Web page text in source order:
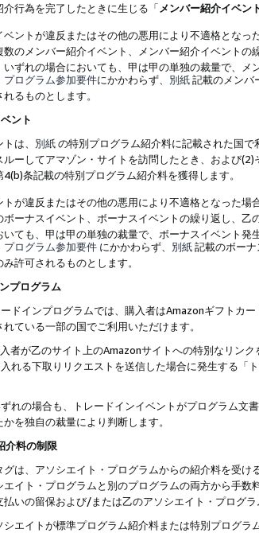
介行為を完了したときに生じる「 メンバー紹介イベン
ベントが違反またはその他の悪用により不適格とな
数のメンバー紹介イベント、メンバー紹介イベント
ずれの場合においても、甲は甲の単独の裁量で、メ
プログラム参加要件にかかわらず、 別紙記載のメンバ
るものとします。
ント
は、 別紙の特別プログラム紹介料に記載された国で
ルーしてアマゾン・サイトを訪問したとき、および
条記載の特別プログラム紹介料を獲得します。
トが違反またはその他の悪用により不適格となった
ボーナスイベント、ボーナスイベントの繰り返し、
ても、甲は甲の単独の裁量で、ボーナスイベント発
プログラム参加要件 にかかわらず、 別紙記載のボー
許可されるものとします。
プログラム
ドインプログラムでは、購入者はAmazonギフトカ
ている一部の国でご利用いただけます。
者が乙のサイト上のAmazonサイトへの特別なリン
れる下取りリクエストを送信した場合に発生する「
れの場合も、トレードインイベントがプログラム文
を独自の裁量により判断します。
介料の制限
グは、アソシエイト・プログラムからの紹介料を受
エイト・プログラムと別のプログラムの両方から手
払いの留保および/または乙のアソシエイト・プログ
シエイトが標準プログラム紹介料または特別プログ